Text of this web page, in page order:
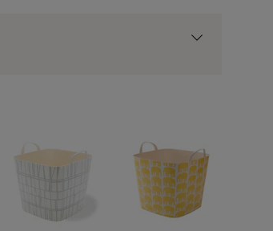
して適用されます。